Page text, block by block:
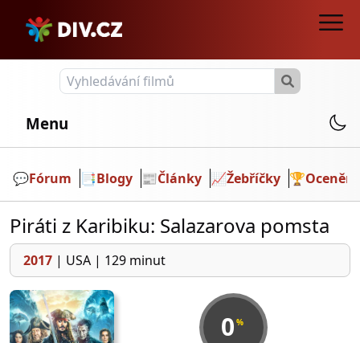
Menu
💬️Fórum 📑Blogy 📰Články 📈Žebříčky 🏆Ocenění
Piráti z Karibiku: Salazarova pomsta
2017 | USA | 129 minut
0 %